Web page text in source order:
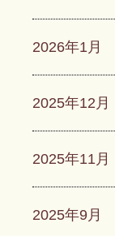
2026年1月
2025年12月
2025年11月
2025年9月